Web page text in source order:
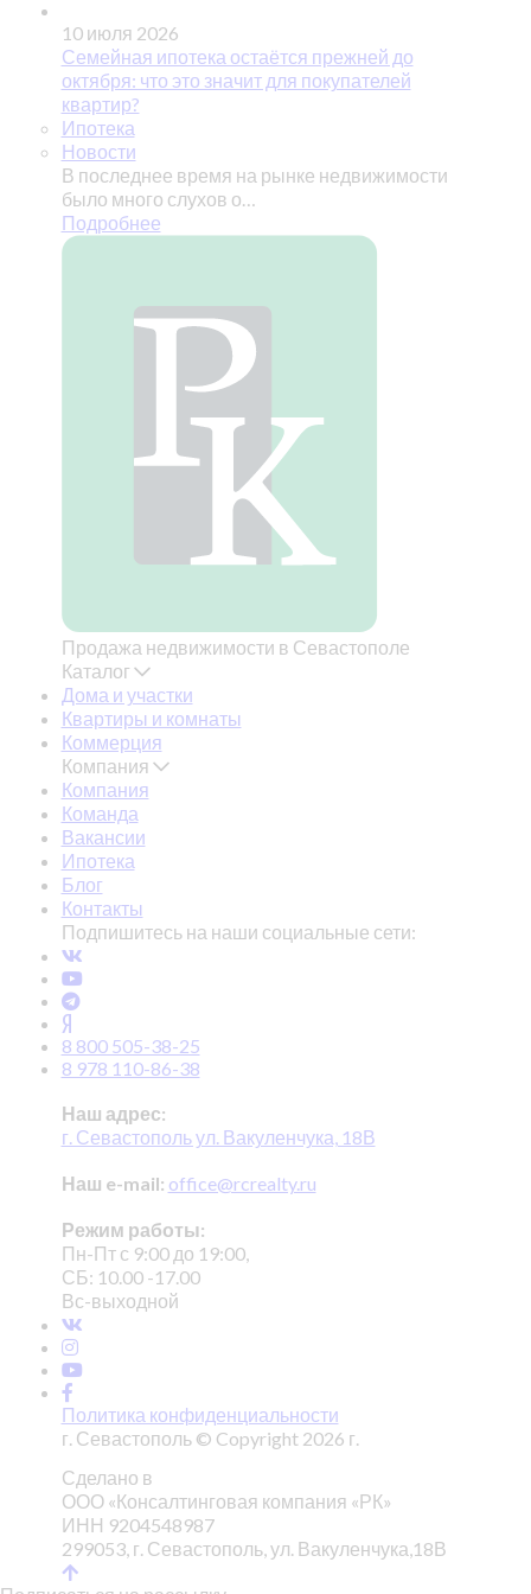
10 июля 2026
Семейная ипотека остаётся прежней до
октября: что это значит для покупателей
квартир?
Ипотека
Новости
В последнее время на рынке недвижимости
было много слухов о…
Подробнее
Продажа недвижимости в Севастополе
Каталог
Дома и участки
Квартиры и комнаты
Коммерция
Компания
Компания
Команда
Вакансии
Ипотека
Блог
Контакты
Подпишитесь на наши социальные сети:
8 800 505-38-25
8 978 110-86-38
Наш адрес:
г. Севастополь ул. Вакуленчука, 18В
Наш e-mail: office@rcrealty.ru
Режим работы:
Пн-Пт с 9:00 до 19:00,
СБ: 10.00 -17.00
Вс-выходной
Политика конфиденциальности
г. Севастополь © Copyright 2026 г.
Сделано в
ООО «Консалтинговая компания «РК»
ИНН 9204548987
299053, г. Севастополь, ул. Вакуленчука,18В